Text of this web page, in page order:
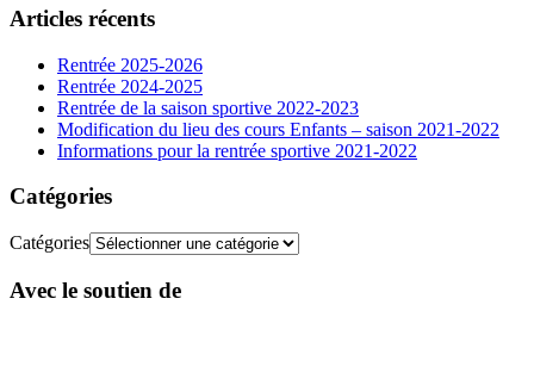
Articles récents
Rentrée 2025-2026
Rentrée 2024-2025
Rentrée de la saison sportive 2022-2023
Modification du lieu des cours Enfants – saison 2021-2022
Informations pour la rentrée sportive 2021-2022
Catégories
Catégories
Avec le soutien de